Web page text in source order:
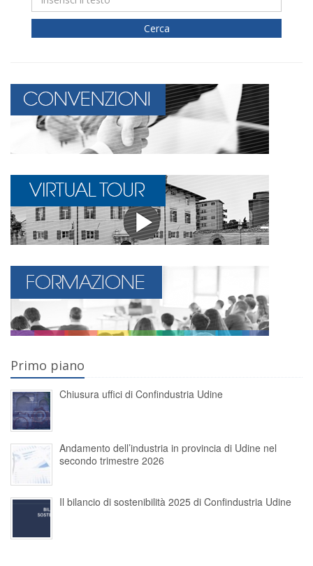
Cerca
Primo piano
Chiusura uffici di Confindustria Udine
Andamento dell’industria in provincia di Udine nel
secondo trimestre 2026
Il bilancio di sostenibilità 2025 di Confindustria Udine